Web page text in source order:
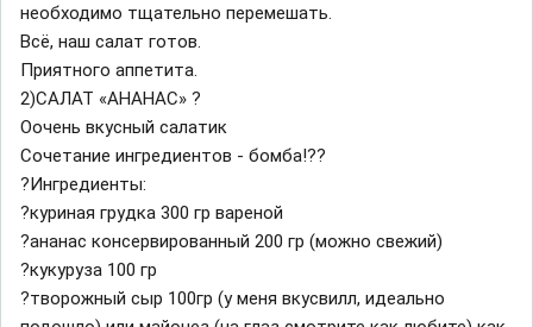
необходимо тщательно перемешать.
Всё, наш салат готов.
Приятного аппетита.
2)САЛАТ «АНАНАС» ?
Оочень вкусный салатик
Сочетание ингредиентов - бомба!??
?Ингредиенты:
?куриная грудка 300 гр вареной
?ананас консервированный 200 гр (можно свежий)
?кукуруза 100 гр
?творожный сыр 100гр (у меня вкусвилл, идеально